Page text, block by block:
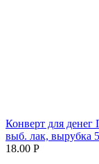
Конверт для
выб. лак, вырубка
18.00 Р